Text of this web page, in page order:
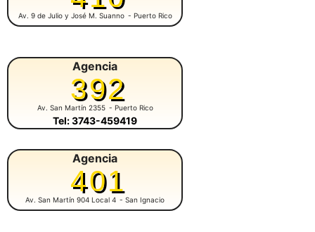
Av. 9 de Julio y José M. Suanno - Puerto Rico
Agencia
392
Av. San Martín 2355 - Puerto Rico
Tel: 3743-459419
Agencia
401
Av. San Martín 904 Local 4 - San Ignacio